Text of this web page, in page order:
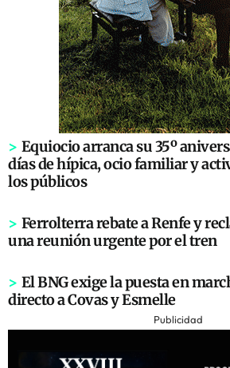
> Equiocio arranca su 35º
días de hípica, ocio familiar y
los públicos
> Ferrolterra rebate a Renfe y
una reunión urgente por el tren
> El BNG exige la puesta en
directo a Covas y Esmelle
Publicidad